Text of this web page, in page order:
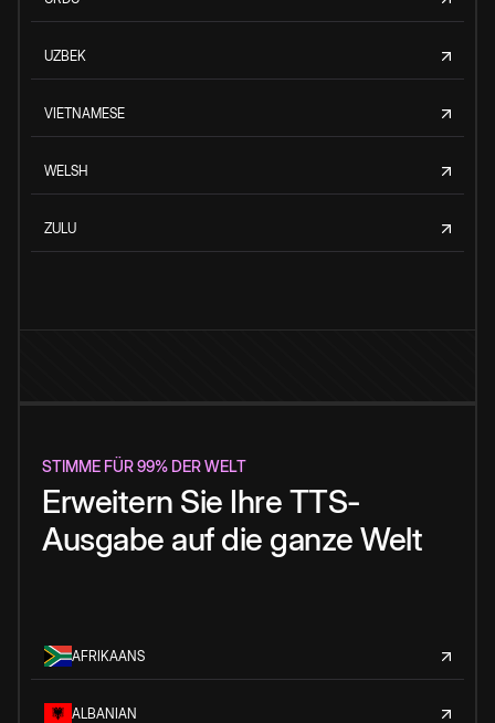
UZBEK
VIETNAMESE
WELSH
ZULU
STIMME FÜR 99% DER WELT
Erweitern Sie Ihre TTS-
Ausgabe auf die ganze Welt
AFRIKAANS
ALBANIAN